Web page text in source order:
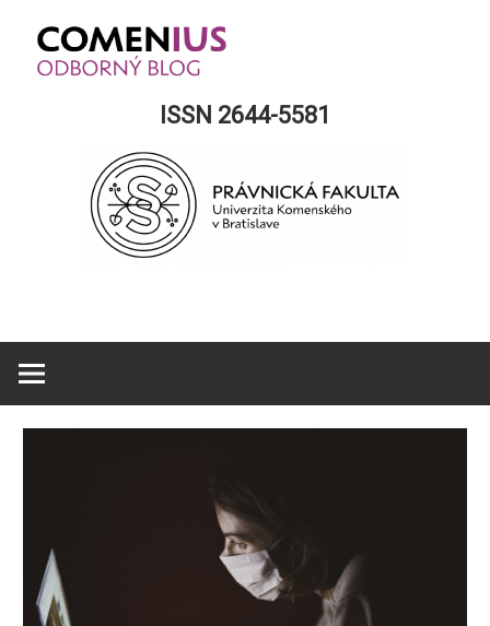
content
Comenius
Blog
ISSN 2644-5581